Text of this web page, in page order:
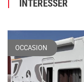
INTÉRESSER
OCCASION